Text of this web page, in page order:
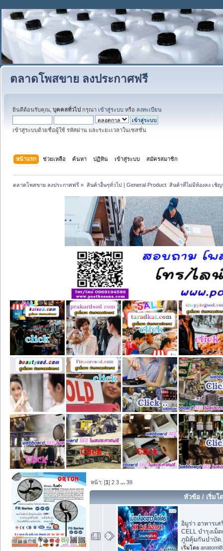
ตลาดโพสขาย ลงประกาศฟรี
ยินดีต้อนรับคุณ, บุคคลทั่วไป กรุณา เข้าสู่ระบบ หรือ ลงทะเบียน
เข้าสู่ระบบด้วยชื่อผู้ใช้ รหัสผ่าน และระยะเวลาในเซสชั่น
หน้าแรก ช่วยเหลือ ค้นหา ปฏิทิน เข้าสู่ระบบ สมัครสมาชิก
ตลาดโพสขาย ลงประกาศฟรี » สินค้าอื่นๆทั่วไป | General Product  สินค้าที่ไม่มีห้องลง เชิญ
หน้า: [1]2 3 ...39
หัวข้อ / เริ่มโ
อิมูร่า อาหารเ
CELL บำรุงเม็
ภูมิคุ้มกันบำบัด.
เริ่มโดย